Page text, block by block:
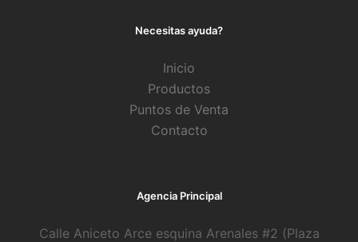
Necesitas ayuda?
Inicio
Productos
Puntos de Venta
Contacto
Agencia Principal
Calle Aniceto Arce esquina Arenales #2 (Plaza